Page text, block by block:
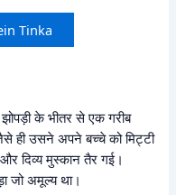
Tinka
के भीतर से एक गरीब
ही उसने अपने बच्चे को मिट्टी
दिव्य मुस्कान तैर गई।
जो अमूल्य था।